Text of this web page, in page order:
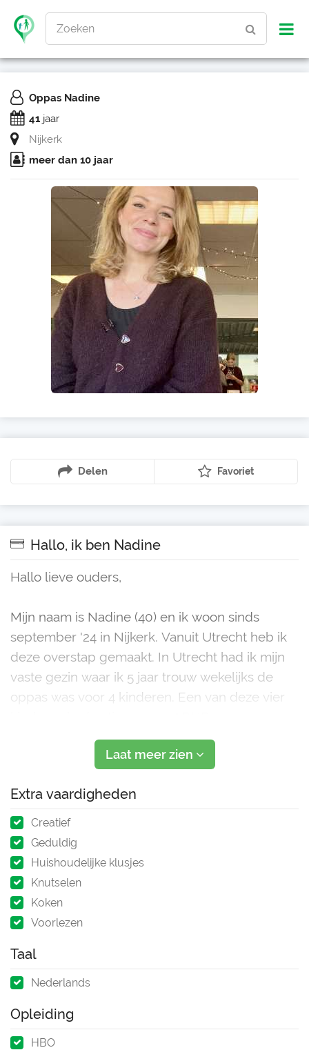
Zoeken
Oppas Nadine
41 jaar
Nijkerk
meer dan 10 jaar
Delen Favoriet
Hallo, ik ben Nadine
Hallo lieve ouders,
Mijn naam is Nadine (40) en ik woon sinds
september '24 in Nijkerk. Vanuit Utrecht heb ik
deze overstap gemaakt. In Utrecht had ik mijn
vaste gezin waar ik 5 jaar trouw wekelijks de
oppas was voor 4 kinderen. Een van deze vier
Voor dat ik mij bij dit gezin aansloot heb ik 2
andere vaste gezinnen gehad. De enige reden
Laat meer zien
Extra vaardigheden
Creatief
Geduldig
Huishoudelijke klusjes
Knutselen
Koken
Voorlezen
Taal
Nederlands
Opleiding
HBO